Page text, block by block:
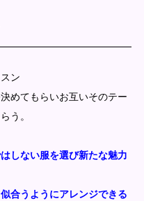
ン
めてもらいお互いそのテー
う。
しない服を選び新たな魅力
合うようにアレンジできる